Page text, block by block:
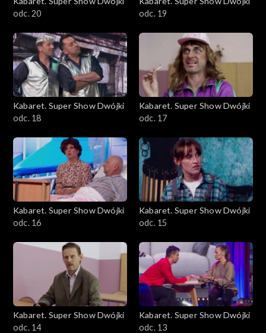
odc. 20
odc. 19
Kabaret. Super Show Dwójki
odc. 18
Kabaret. Super Show Dwójki
odc. 17
Kabaret. Super Show Dwójki
odc. 16
Kabaret. Super Show Dwójki
odc. 15
Kabaret. Super Show Dwójki
odc. 14
Kabaret. Super Show Dwójki
odc. 13